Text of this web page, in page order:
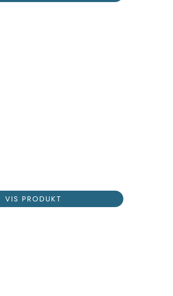
VIS PRODUKT